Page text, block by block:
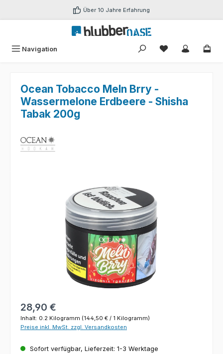
Zum Hauptinhalt springen Über 10 Jahre Erfahrung
Navigation Du hast 0
Ocean Tobacco Meln Brry -
Wassermelone Erdbeere - Shisha
Tabak 200g
Bildergalerie überspringen
Regulärer Preis:
28,90 €
Inhalt: 0.2 Kilogramm (144,50 € / 1 Kilogramm)
Preise inkl. MwSt. zzgl. Versandkosten
Sofort verfügbar, Lieferzeit: 1-3 Werktage